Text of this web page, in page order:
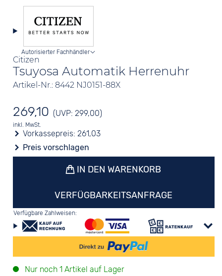
Citizen
Tsuyosa Automatik Herrenuhr
Artikel-Nr.: 8442 NJ0151-88X
Autorisierter Fachhändler
269,10 (UVP: 299,00)
inkl. MwSt.
Vorkassepreis:261,03
Preis vorschlagen
IN DEN WARENKORB
VERFÜGBARKEITSANFRAGE
Verfügbare Zahlweisen:
Nur noch 1 Artikel auf Lager